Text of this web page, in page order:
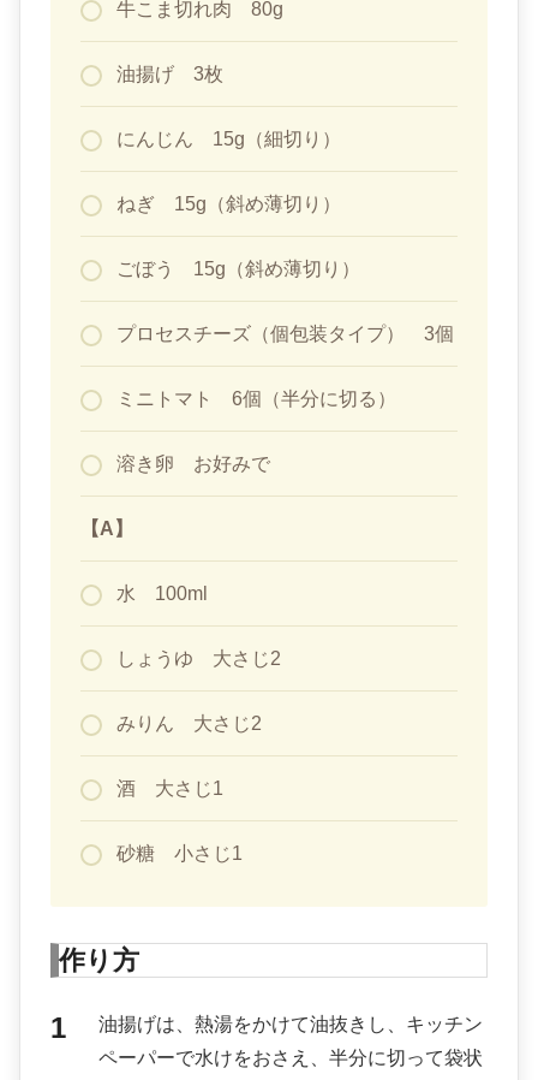
牛こま切れ肉 80g
油揚げ 3枚
にんじん 15g（細切り）
ねぎ 15g（斜め薄切り）
ごぼう 15g（斜め薄切り）
プロセスチーズ（個包装タイプ） 3個
ミニトマト 6個（半分に切る）
溶き卵 お好みで
【A】
水 100ml
しょうゆ 大さじ2
みりん 大さじ2
酒 大さじ1
砂糖 小さじ1
作り方
油揚げは、熱湯をかけて油抜きし、キッチン
ペーパーで水けをおさえ、半分に切って袋状